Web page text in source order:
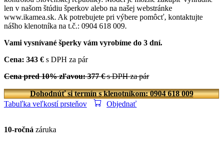
len v našom štúdiu šperkov alebo na našej webstránke
www.ikamea.sk. Ak potrebujete pri výbere pomôcť, kontaktujte
nášho klenotníka na t.č.: 0904 618 009.
Vami vysnívané šperky vám vyrobíme do 3 dní.
Cena: 343 € s DPH za pár
Cena pred 10% zľavou: 377 €s DPH za pár
Dohodnúť si termín s klenotníkom: 0904 618 009
Tabuľka veľkostí prsteňov
Objednať
10-ročná záruka